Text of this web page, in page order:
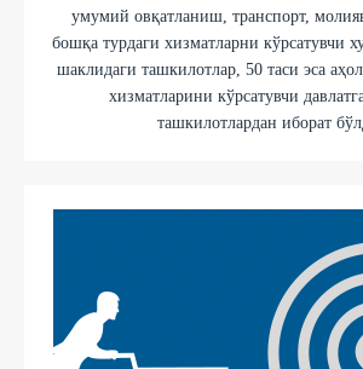
умумий овқатланиш, транспорт,
бошқа турдаги хизматларни кўрсатувчи
шаклидаги ташкилотлар, 50 таси эса
хизматларини кўрсатувчи
ташкилотлардан иборат